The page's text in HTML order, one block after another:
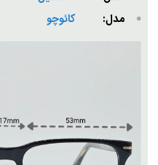
مدل: کائوچو